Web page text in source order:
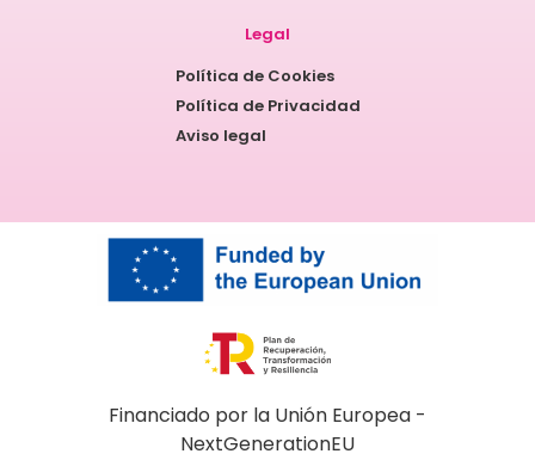
Legal
Política de Cookies
Política de Privacidad
Aviso legal
Financiado por la Unión Europea -
NextGenerationEU